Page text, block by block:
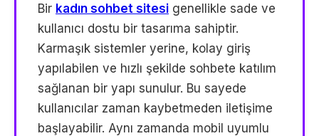
Bir kadın sohbet sitesi genellikle sade ve
kullanıcı dostu bir tasarıma sahiptir.
Karmaşık sistemler yerine, kolay giriş
yapılabilen ve hızlı şekilde sohbete katılım
sağlanan bir yapı sunulur. Bu sayede
kullanıcılar zaman kaybetmeden iletişime
başlayabilir. Aynı zamanda mobil uyumlu